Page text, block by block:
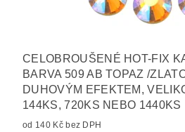
CELOBROUŠENÉ HOT-FIX
BARVA 509 AB TOPAZ /
DUHOVÝM EFEKTEM,
144KS, 720KS NEBO 1440KS
od 140 Kč bez DPH